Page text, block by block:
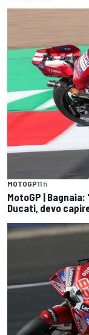
MOTOGP11 h
MotoGP |
Ducati, devo